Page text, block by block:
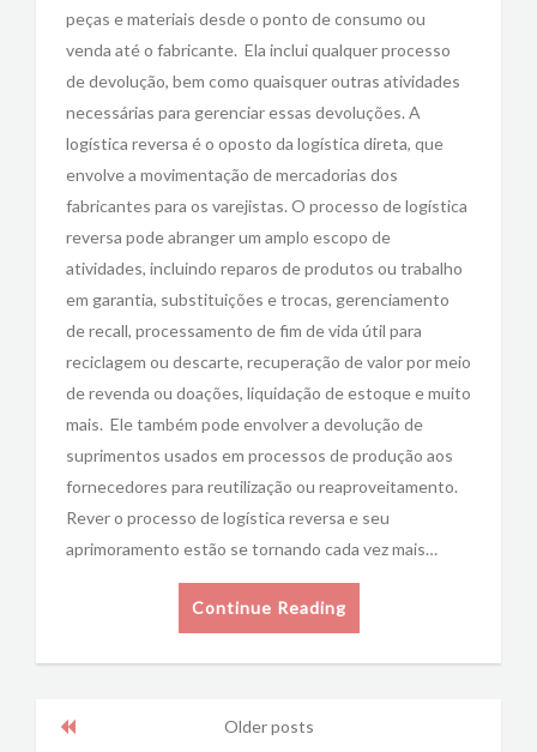
peças e materiais desde o ponto de consumo ou
venda até o fabricante. Ela inclui qualquer processo
de devolução, bem como quaisquer outras atividades
necessárias para gerenciar essas devoluções. A
logística reversa é o oposto da logística direta, que
envolve a movimentação de mercadorias dos
fabricantes para os varejistas. O processo de logística
reversa pode abranger um amplo escopo de
atividades, incluindo reparos de produtos ou trabalho
em garantia, substituições e trocas, gerenciamento
de recall, processamento de fim de vida útil para
reciclagem ou descarte, recuperação de valor por meio
de revenda ou doações, liquidação de estoque e muito
mais. Ele também pode envolver a devolução de
suprimentos usados em processos de produção aos
fornecedores para reutilização ou reaproveitamento.
Rever o processo de logística reversa e seu
aprimoramento estão se tornando cada vez mais…
Continue Reading
Older posts